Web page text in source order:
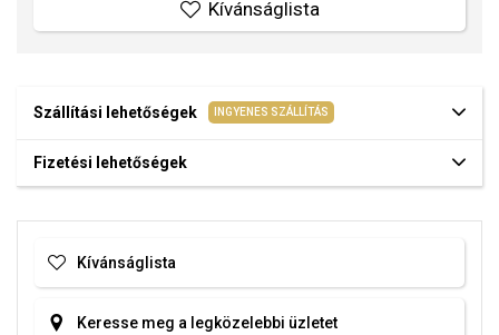
Kívánságlista
Szállítási lehetőségek INGYENES SZÁLLÍTÁS
Fizetési lehetőségek
Kívánságlista
Keresse meg a legközelebbi üzletet